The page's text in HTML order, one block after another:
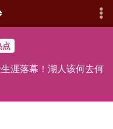
点
涯落幕！湖人该何去何